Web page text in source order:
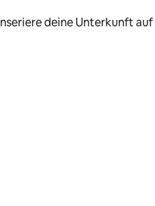
deine Unterkunft